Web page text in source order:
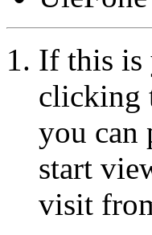
If this is
clicking
you can
start
visit